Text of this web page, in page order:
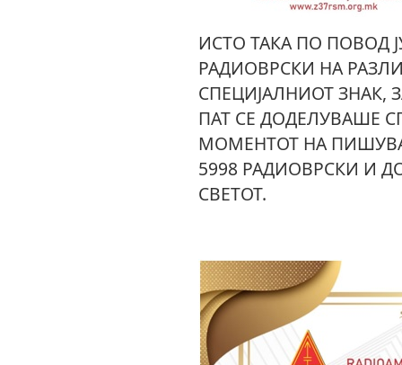
ИСТО ТАКА ПО ПОВОД
РАДИОВРСКИ НА
СПЕЦИЈАЛНИОТ ЗНАК,
ПАТ СЕ ДОДЕЛУВАШЕ
МОМЕНТОТ НА
5998 РАДИОВРСКИ И
СВЕТОТ.